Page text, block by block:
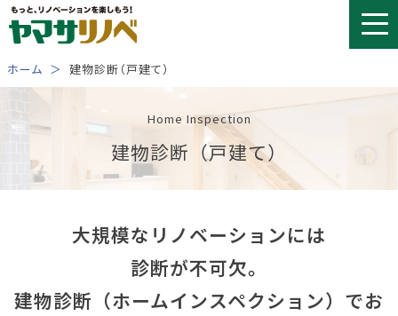
Skip
to
ホーム 建物診断（戸建て）
Home Inspection
建物診断（戸建て）
大規模なリノベーションには
診断が不可欠。
建物診断（ホームインスペクション）でお